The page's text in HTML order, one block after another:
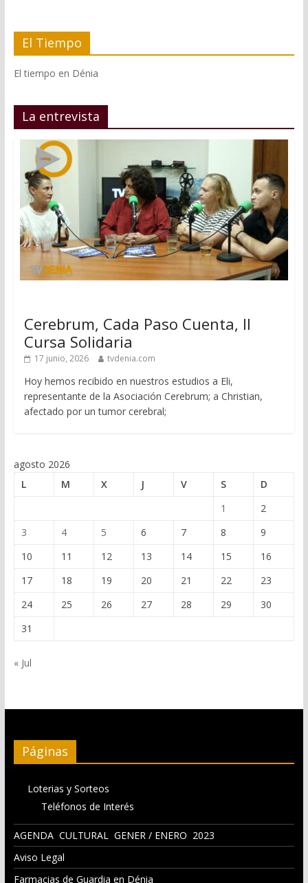
El Tiempo
El tiempo en Dénia
La entrevista
Cerebrum, Cada Paso Cuenta, II
Cursa Solidaria
17 junio, 2026 tvdenia.com
Hoy hemos recibido en nuestros estudios a Eli,
representante de la Asociación Cerebrum; a Christian,
afectado por un tumor cerebral;
agosto 2026
L
M X J V S
D
1
2
3
4 5 6 7 8
9
10
11 12 13 14 15
16
17
18 19 20 21 22
23
24
25 26 27 28 29
30
31
« Jul
Páginas
Loterias y Sorteos
Teléfonos de Interés
AGENDA CULTURAL GENER / ENERO 2023
Aviso Legal
Farmacias de Guardia en Dénia